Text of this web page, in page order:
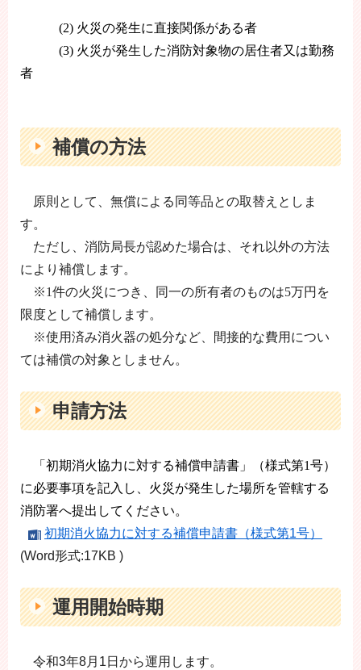
(2) 火災の発生に直接関係がある者
(3) 火災が発生した消防対象物の居住者又は勤務
者
補償の方法
原則として、無償による同等品との取替えとしま
す。
ただし、消防局長が認めた場合は、それ以外の方法
により補償します。
※1件の火災につき、同一の所有者のものは5万円を
限度として補償します。
※使用済み消火器の処分など、間接的な費用につい
ては補償の対象としません。
申請方法
「初期消火協力に対する補償申請書」（様式第1号）
に必要事項を記入し、 火災が発生した場所を管轄する
消防署へ提出してください。
初期消火協力に対する補償申請書（様式第1号）
(Word形式:17KB )
運用開始時期
令和3年8月1日から運用します。